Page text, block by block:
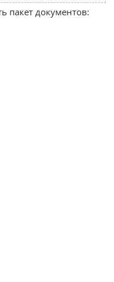
пакет документов: